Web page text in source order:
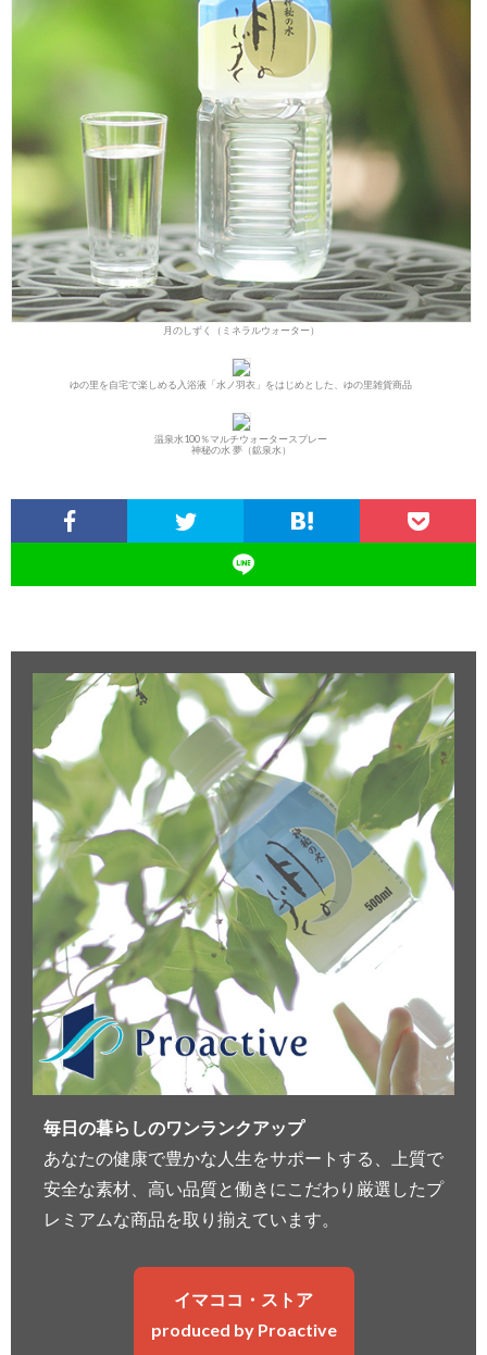
月のしずく（ミネラルウォーター）
ゆの里を自宅で楽しめる入浴液「水ノ羽衣」をはじめとした、ゆの里雑貨商品
温泉水100％マルチウォータースプレー
神秘の水 夢（鉱泉水）
毎日の暮らしのワンランクアップ
あなたの健康で豊かな人生をサポートする、上質で
安全な素材、高い品質と働きにこだわり厳選したプ
レミアムな商品を取り揃えています。
イマココ・ストア
produced by Proactive